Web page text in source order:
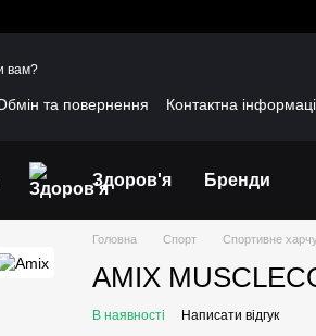
вам?
та повернення
Контактна
Здоров'я Бренди
Головна Спорт Спортивне
AMIX
В наявності Написати відгук